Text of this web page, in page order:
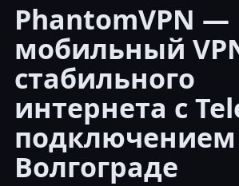
PhantomVPN —
мобильный
стабильного
интернета с
Волгограде